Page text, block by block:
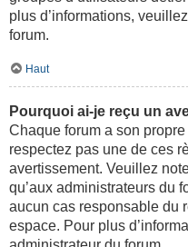
plus d’informations,
forum.
Haut
Pourquoi ai-je reçu un
Chaque forum a son
respectez pas une de ces
avertissement. Veuillez
qu’aux administrateurs du
aucun cas responsable du
espace. Pour plus